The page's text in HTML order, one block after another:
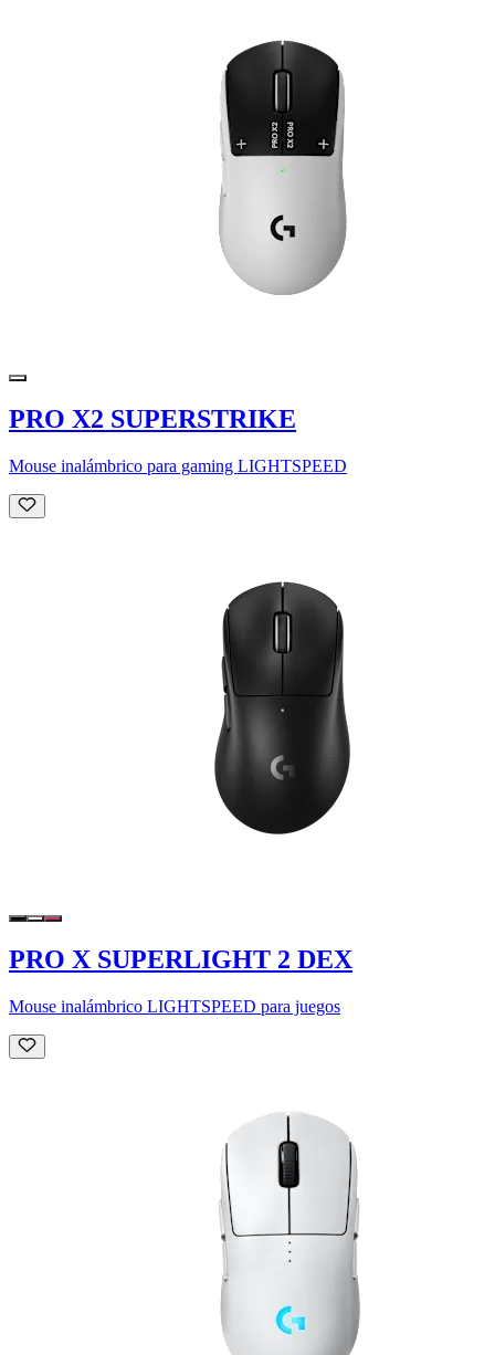
PRO X2 SUPERSTRIKE
Mouse inalámbrico para gaming LIGHTSPEED
PRO X SUPERLIGHT 2 DEX
Mouse inalámbrico LIGHTSPEED para juegos